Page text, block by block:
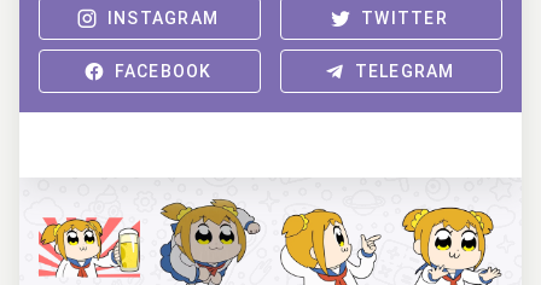
INSTAGRAM TWITTER
FACEBOOK TELEGRAM